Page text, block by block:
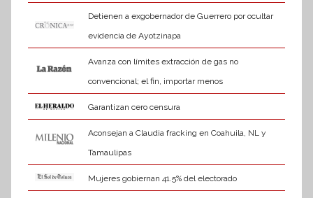
Detienen a exgobernador de Guerrero por ocultar
evidencia de Ayotzinapa
Avanza con límites extracción de gas no
convencional; el fin, importar menos
Garantizan cero censura
Aconsejan a Claudia fracking en Coahuila, NL y
Tamaulipas
Mujeres gobiernan 41.5% del electorado